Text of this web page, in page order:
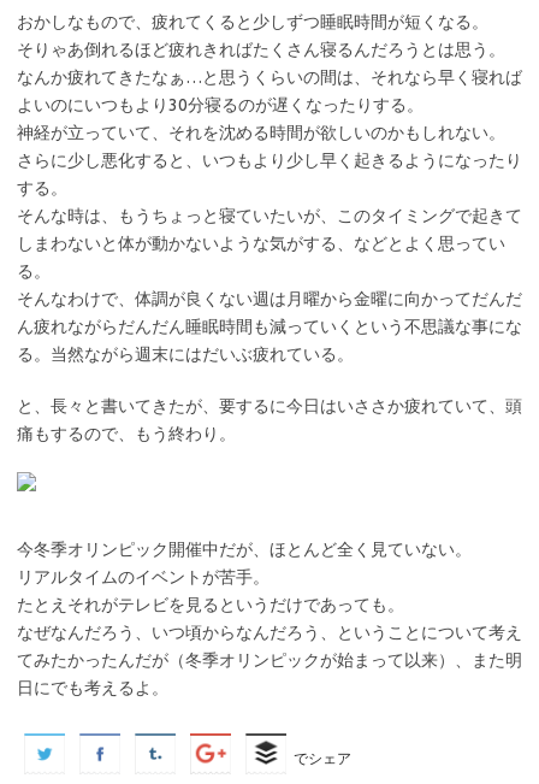
おかしなもので、疲れてくると少しずつ睡眠時間が短くなる。
そりゃあ倒れるほど疲れきればたくさん寝るんだろうとは思う。
なんか疲れてきたなぁ…と思うくらいの間は、それなら早く寝れば
よいのにいつもより30分寝るのが遅くなったりする。
神経が立っていて、それを沈める時間が欲しいのかもしれない。
さらに少し悪化すると、いつもより少し早く起きるようになったり
する。
そんな時は、もうちょっと寝ていたいが、このタイミングで起きて
しまわないと体が動かないような気がする、などとよく思ってい
る。
そんなわけで、体調が良くない週は月曜から金曜に向かってだんだ
ん疲れながらだんだん睡眠時間も減っていくという不思議な事にな
る。当然ながら週末にはだいぶ疲れている。
と、長々と書いてきたが、要するに今日はいささか疲れていて、頭
痛もするので、もう終わり。
今冬季オリンピック開催中だが、ほとんど全く見ていない。
リアルタイムのイベントが苦手。
たとえそれがテレビを見るというだけであっても。
なぜなんだろう、いつ頃からなんだろう、ということについて考え
てみたかったんだが（冬季オリンピックが始まって以来）、また明
日にでも考えるよ。
でシェア